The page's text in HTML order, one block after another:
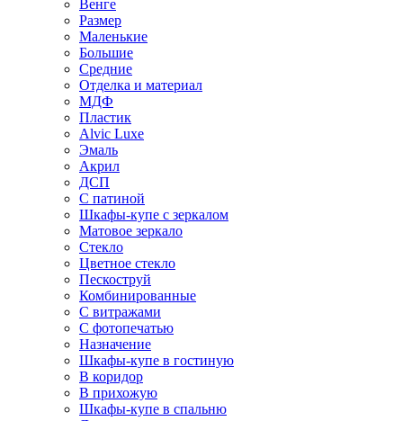
Венге
Размер
Маленькие
Большие
Средние
Отделка и материал
МДФ
Пластик
Alvic Luxe
Эмаль
Акрил
ДСП
С патиной
Шкафы-купе с зеркалом
Матовое зеркало
Стекло
Цветное стекло
Пескоструй
Комбинированные
С витражами
С фотопечатью
Назначение
Шкафы-купе в гостиную
В коридор
В прихожую
Шкафы-купе в спальню